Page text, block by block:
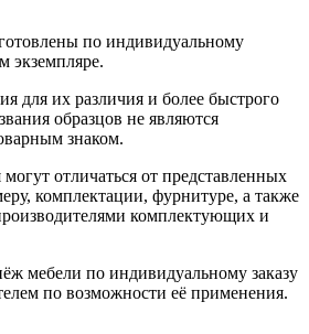
по индивидуальному
экземпляре.
для их различия и более быстрого
образцов не являются
знаком.
отличаться от представленных
комплектации, фурнитуре, а также
комплектующих и
мебели по индивидуальному заказу
по возможности её применения.